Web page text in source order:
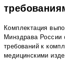
Комплектация
Минздрава
требований к
медицинскими